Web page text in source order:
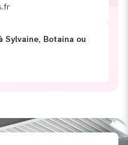
Sylvaine, Botaina ou